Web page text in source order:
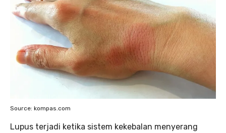
Source: kompas.com
Lupus terjadi ketika sistem kekebalan menyerang